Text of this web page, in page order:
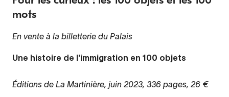
mots
En vente à la billetterie du Palais
Une histoire de l'immigration en 100 objets
Éditions de La Martinière, juin 2023, 336 pages, 26 €